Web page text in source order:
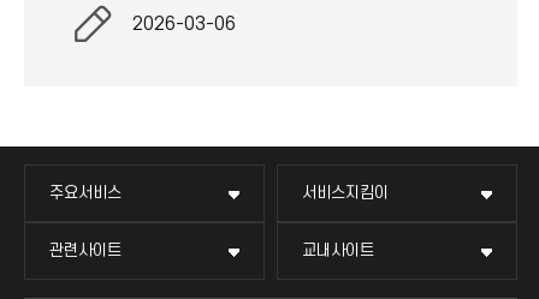
2026-03-06
주요서비스 서비스지킴이
관련사이트 교내사이트